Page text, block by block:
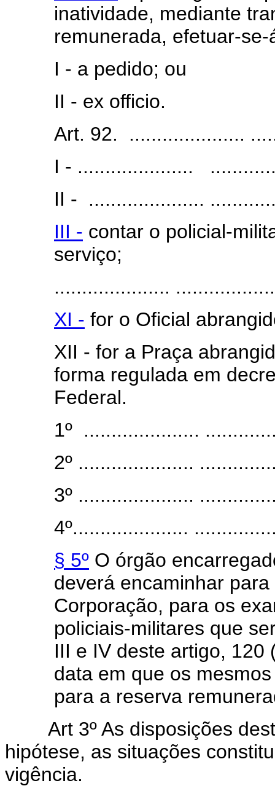
inatividade, mediante
remunerada, efetuar-se-
I - a pedido; ou
II - ex officio.
Art. 92. .....................
I - .....................
II - .....................
III - contar o policial-
serviço;
.....................
XI - for o Oficial
XII - for a Praça
forma regulada em
Federal.
1º .....................
2º .....................
3º .....................
4º.....................
§ 5º O órgão
deverá encaminhar
Corporação, para os
policiais-militares que
III e IV deste artigo, 120
data em que os
para a reserva
Art 3º As disposições
hipótese, as situações
vigência.